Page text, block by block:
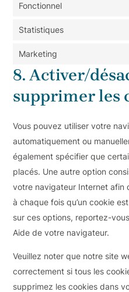
Fonctionnel
Statistiques
Marketing
8. Activer/
supprimer les
Vous pouvez utiliser votre
automatiquement ou
également spécifier que
placés. Une autre option
votre navigateur Internet afin
à chaque fois qu’un cookie
sur ces options, reportez-
Aide de votre navigateur.
Veuillez noter que notre site
correctement si tous les
supprimez les cookies dans